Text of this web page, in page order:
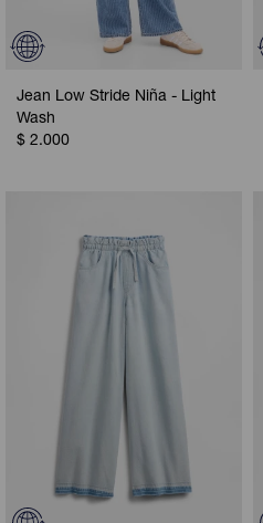
Jean Low Stride Niña - Light
Wash
$ 2.000